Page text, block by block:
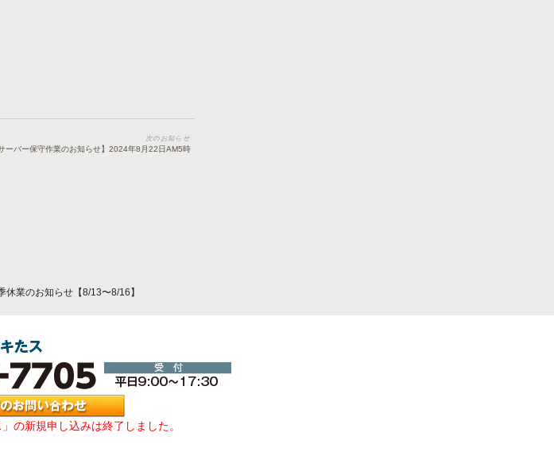
次のお知らせ
サーバー保守作業のお知らせ】2024年8月22日AM5時
休業のお知らせ【8/13〜8/16】
の新規申し込みは終了しました。